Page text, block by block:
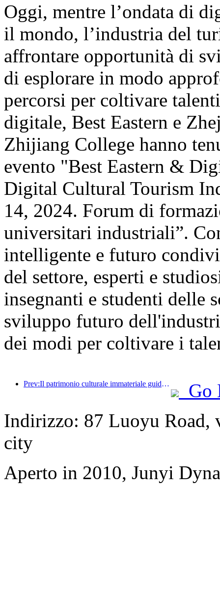
Oggi, mentre l’ondata di
il mondo, l’industria del
affrontare opportunità di
di esplorare in modo
percorsi per coltivare
digitale, Best Eastern e
Zhijiang College hanno
evento "Best Eastern &
Digital Cultural Tourism
14, 2024. Forum di
universitari industriali”.
intelligente e futuro
del settore, esperti e
insegnanti e studenti delle
sviluppo futuro
dei modi per coltivare i
Prev:Il patrimonio culturale immateriale guida la moda degli hotel: quali saranno i prossimi hotel resort di fascia alta?
Go
Indirizzo: 87 Luoyu Road,
city
Aperto in 2010, Junyi